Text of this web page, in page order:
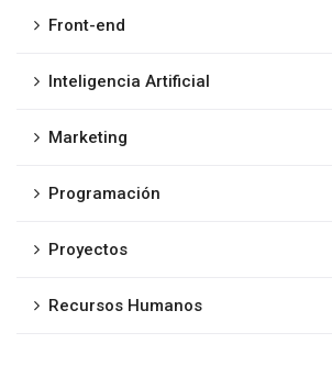
Front-end
Inteligencia Artificial
Marketing
Programación
Proyectos
Recursos Humanos